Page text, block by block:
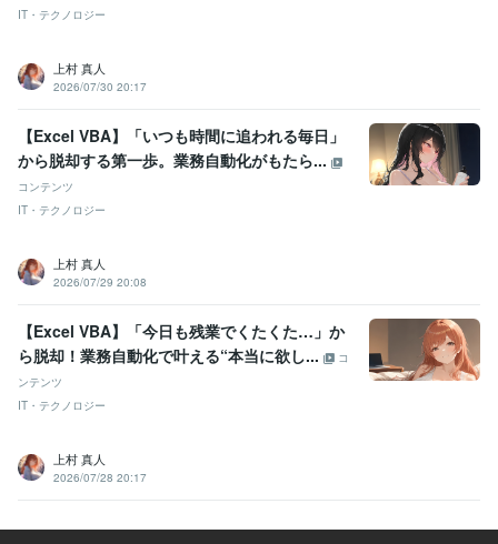
IT・テクノロジー
上村 真人
2026/07/30 20:17
【Excel VBA】「いつも時間に追われる毎日」
から脱却する第一歩。業務自動化がもたら...
コンテンツ
IT・テクノロジー
上村 真人
2026/07/29 20:08
【Excel VBA】「今日も残業でくたくた…」か
ら脱却！業務自動化で叶える“本当に欲し...
コ
ンテンツ
IT・テクノロジー
上村 真人
2026/07/28 20:17